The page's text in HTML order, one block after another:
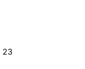
23